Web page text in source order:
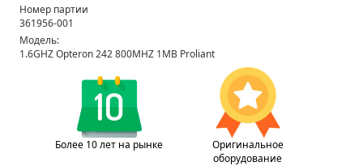
Номер партии
361956-001
Модель:
1.6GHZ Opteron 242 800MHZ 1MB Proliant
Более 10 лет на рынке
Оригинальное
оборудование